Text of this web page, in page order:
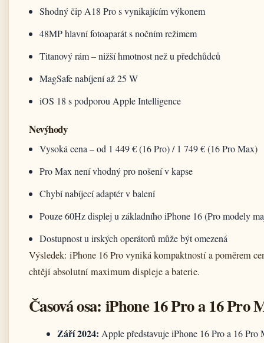
Shodný čip A18 Pro s vynikajícím výkonem
48MP hlavní fotoaparát s nočním režimem
Titanový rám – nižší hmotnost než u předchůdců
MagSafe nabíjení až 25 W
iOS 18 s podporou Apple Intelligence
Nevýhody
Vysoká cena – od 1 449 € (16 Pro) / 1 749 € (16 Pro Max)
Pro Max není vhodný pro nošení v kapse
Chybí nabíjecí adaptér v balení
Pouze 60Hz displej u základního iPhone 16 (Pro modely
Dostupnost u irských operátorů může být omezená
Výsledek: iPhone 16 Pro vyniká kompaktností a poměrem
chtějí absolutní maximum displeje a baterie.
Časová osa: iPhone 16 Pro a 16 Pro
Září 2024: Apple představuje iPhone 16 Pro a 16